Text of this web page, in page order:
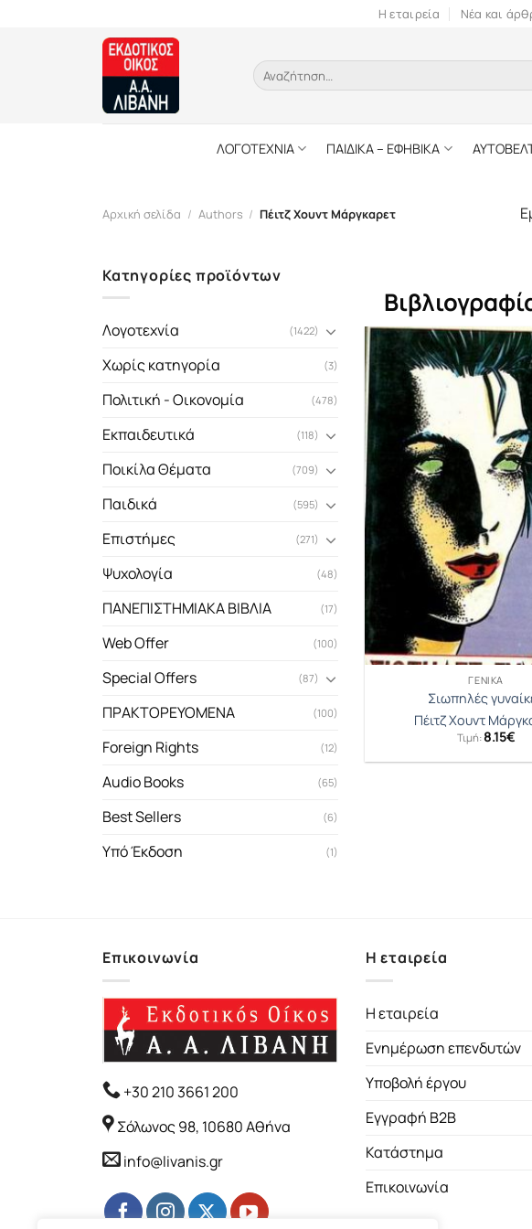
Η εταιρεία Νέα και
Αναζήτηση
για:
ΛΟΓΟΤΕΧΝΙΑ ΠΑΙΔΙΚΑ – ΕΦΗΒΙΚΑ
Αρχική σελίδα / Authors / Πέιτζ Χουντ Μάργκαρετ
Κατηγορίες προϊόντων
Λογοτεχνία (1422)
Χωρίς κατηγορία (3)
Πολιτική - Οικονομία (478)
Εκπαιδευτικά (118)
Ποικίλα Θέματα (709)
Παιδικά (595)
Επιστήμες (271)
Ψυχολογία (48)
ΠΑΝΕΠΙΣΤΗΜΙΑΚΑ ΒΙΒΛΙΑ (17)
Web Offer (100)
Special Offers (87)
ΠΡΑΚΤΟΡΕΥΟΜΕΝΑ (100)
Foreign Rights (12)
Audio Books (65)
Best Sellers (6)
Υπό Έκδοση (1)
ΓΕΝΙΚΆ
Σιωπηλές
Πέιτζ Χουντ
Τιμή: 8.15€
Επικοινωνία
+30 210 3661 200
Σόλωνος 98, 10680 Αθήνα
info@livanis.gr
Η εταιρεία
Η εταιρεία
Ενημέρωση επενδυτών
Υποβολή έργου
Εγγραφή B2B
Κατάστημα
Επικοινωνία